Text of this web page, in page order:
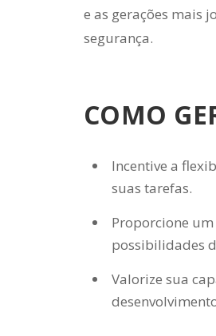
e as gerações mais
segurança.
COMO
Incentive a
suas tarefas.
Proporcione
possibilidades
Valorize sua